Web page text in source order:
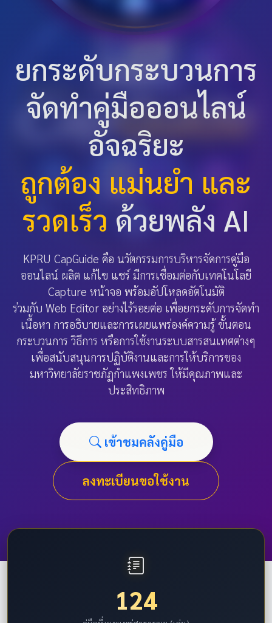
ยกระดับกระบวนการ
จัดทำคู่มือออนไลน์
อัจฉริยะ
ถูกต้อง แม่นยำ และ
รวดเร็ว ด้วยพลัง AI
KPRU CapGuide คือ นวัตกรรมการบริหารจัดการคู่มือ
ออนไลน์ ผลิต แก้ไข แชร์ มีการเชื่อมต่อกับเทคโนโลยี
Capture หน้าจอ พร้อมอัปโหลดอัตโนมัติ
ร่วมกับ Web Editor อย่างไร้รอยต่อ เพื่อยกระดับการจัดทำ
เนื้อหา การอธิบายและการเผยแพร่องค์ความรู้ ขั้นตอน
กระบวนการ วิธีการ หรือการใช้งานระบบสารสนเทศต่างๆ
เพื่อสนับสนุนการปฏิบัติงานและการให้บริการของ
มหาวิทยาลัยราชภัฏกำแพงเพชร ให้มีคุณภาพและ
ประสิทธิภาพ
เข้าชมคลังคู่มือ
ลงทะเบียนขอใช้งาน
124